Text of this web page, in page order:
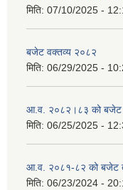
मिति: 07/10/2025 -
बजेट वक्तव्य २०८२
मिति: 06/29/2025 -
आ.व. २०८२।८३ को बजेट
मिति: 06/25/2025 -
आ.व. २०८१-८२ को बजेट
मिति: 06/23/2024 -